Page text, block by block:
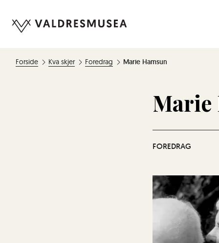
Forside Kva skjer Foredrag Marie Hamsun
Marie
FOREDRAG